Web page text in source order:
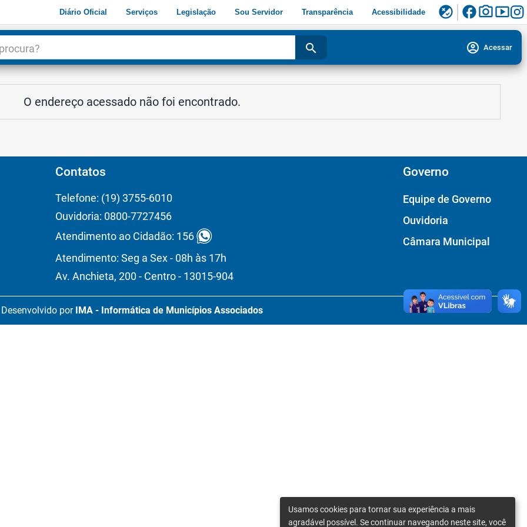
Diário Oficial Serviços Legislação Sou Servidor Transparência Acessibilidade flaky facebookphoto_camerasmart_display
search account_circle Acessar
O endereço acessado não foi encontrado.
Contatos
Telefone: (19) 3755-6010
Ouvidoria: 0800-7727456
Atendimento ao Cidadão: 156
Atendimento: Seg a Sex - 08h às 17h
Av. Anchieta, 200 - Centro - 13015-904
Governo
Equipe de Governo
Ouvidoria
Câmara Municipal
Desenvolvido por IMA - Informática de Municípios Associados
Usamos cookies para tornar sua experiência a mais
agradável possível. Se continuar navegando neste site, você